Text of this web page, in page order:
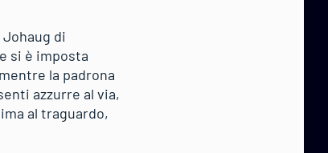
di
si è imposta
la padrona
azzurre al via,
al traguardo,